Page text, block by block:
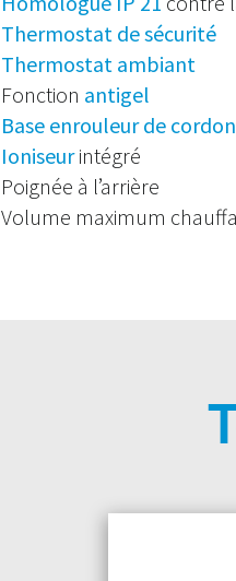
Thermostat de sécurité
Thermostat ambiant
Fonction antigel
Base enrouleur de cordon
Ioniseurintégré
Poignée à l’arrière
Volume maximum